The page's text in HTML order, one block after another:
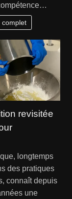
complet
revisitée
longtemps
des pratiques
connaît depuis
une